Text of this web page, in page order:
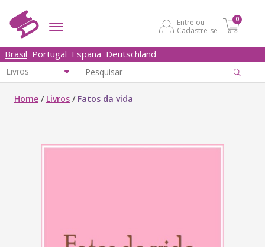
Entre ou
Cadastre-se
0
Brasil Portugal España Deutschland
Home / Livros / Fatos da vida